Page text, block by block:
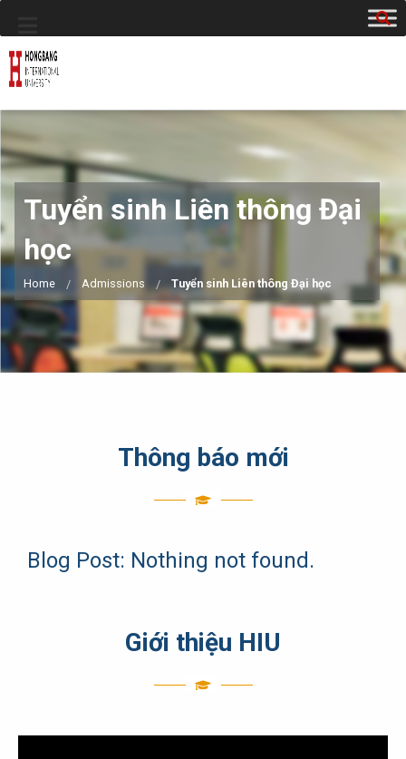
Tuyển sinh Liên thông Đại
học
Home Admissions Tuyển sinh Liên thông Đại học
Thông báo mới
Blog Post: Nothing not found.
Giới thiệu HIU